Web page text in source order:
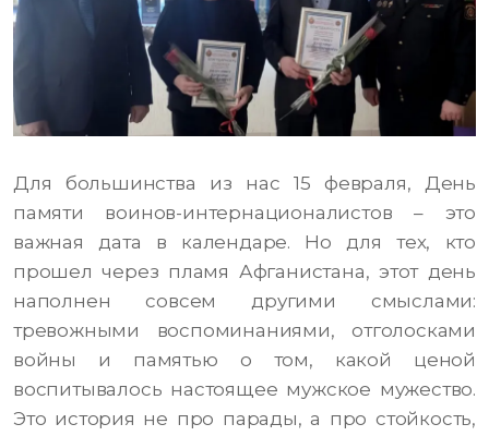
Для большинства из нас 15 февраля, День
памяти воинов-интернационалистов – это
важная дата в календаре. Но для тех, кто
прошел через пламя Афганистана, этот день
наполнен совсем другими смыслами:
тревожными воспоминаниями, отголосками
войны и памятью о том, какой ценой
воспитывалось настоящее мужское мужество.
Это история не про парады, а про стойкость,